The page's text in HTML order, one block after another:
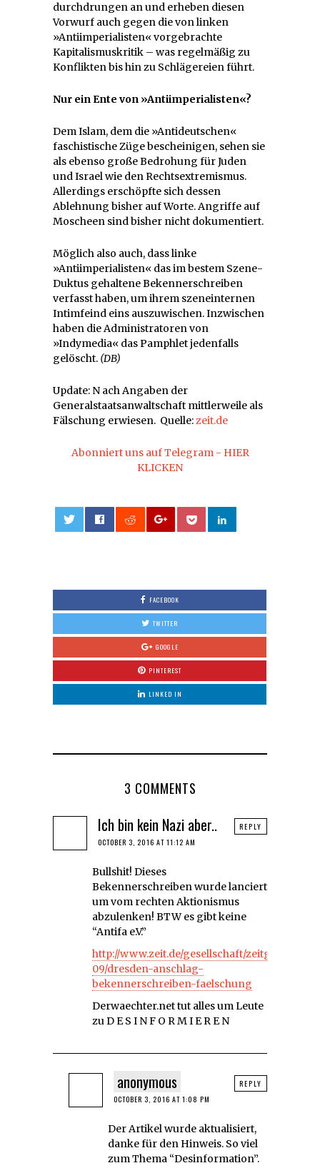
durchdrungen an und erheben diesen
Vorwurf auch gegen die von linken
»Antiimperialisten« vorgebrachte
Kapitalismuskritik – was regelmäßig zu
Konflikten bis hin zu Schlägereien führt.
Nur ein Ente von »Antiimperialisten«?
Dem Islam, dem die »Antideutschen«
faschistische Züge bescheinigen, sehen sie
als ebenso große Bedrohung für Juden
und Israel wie den Rechtsextremismus.
Allerdings erschöpfte sich dessen
Ablehnung bisher auf Worte. Angriffe auf
Moscheen sind bisher nicht dokumentiert.
Möglich also auch, dass linke
»Antiimperialisten« das im bestem Szene-
Duktus gehaltene Bekennerschreiben
verfasst haben, um ihrem szeneinternen
Intimfeind eins auszuwischen. Inzwischen
haben die Administratoren von
»Indymedia« das Pamphlet jedenfalls
gelöscht. (DB)
Update: N ach Angaben der
Generalstaatsanwaltschaft mittlerweile als
Fälschung erwiesen. Quelle:zeit.de
Abonniert uns auf Telegram - HIER
KLICKEN
FACEBOOK
TWITTER
GOOGLE
PINTEREST
LINKED IN
3 COMMENTS
Ich bin kein Nazi aber..
OCTOBER 3, 2016 AT 11:12 AM
Bullshit! Dieses
Bekennerschreiben wurde lanciert
um vom rechten Aktionismus
abzulenken! BTW es gibt keine
“Antifa e.V.”
http://www.zeit.de/gesellschaft/
09/dresden-anschlag-
bekennerschreiben-faelschung
Derwaechter.net tut alles um Leute
zu D E S I N F O R M I E R E N
REPLY
anonymous
OCTOBER 3, 2016 AT 1:08 PM
Der Artikel wurde aktualisiert,
danke für den Hinweis. So viel
zum Thema “Desinformation”.
REPLY